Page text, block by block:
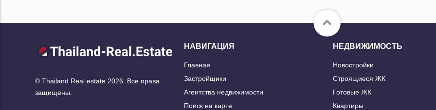
© Thailand Real estate 2026. Все права
защищены.
НАВИГАЦИЯ
Главная
Застройщики
Агентства недвижимости
Поиск на карте
НЕДВИЖИМОСТЬ
Новостройки
Строящиеся ЖК
Готовые ЖК
Квартиры